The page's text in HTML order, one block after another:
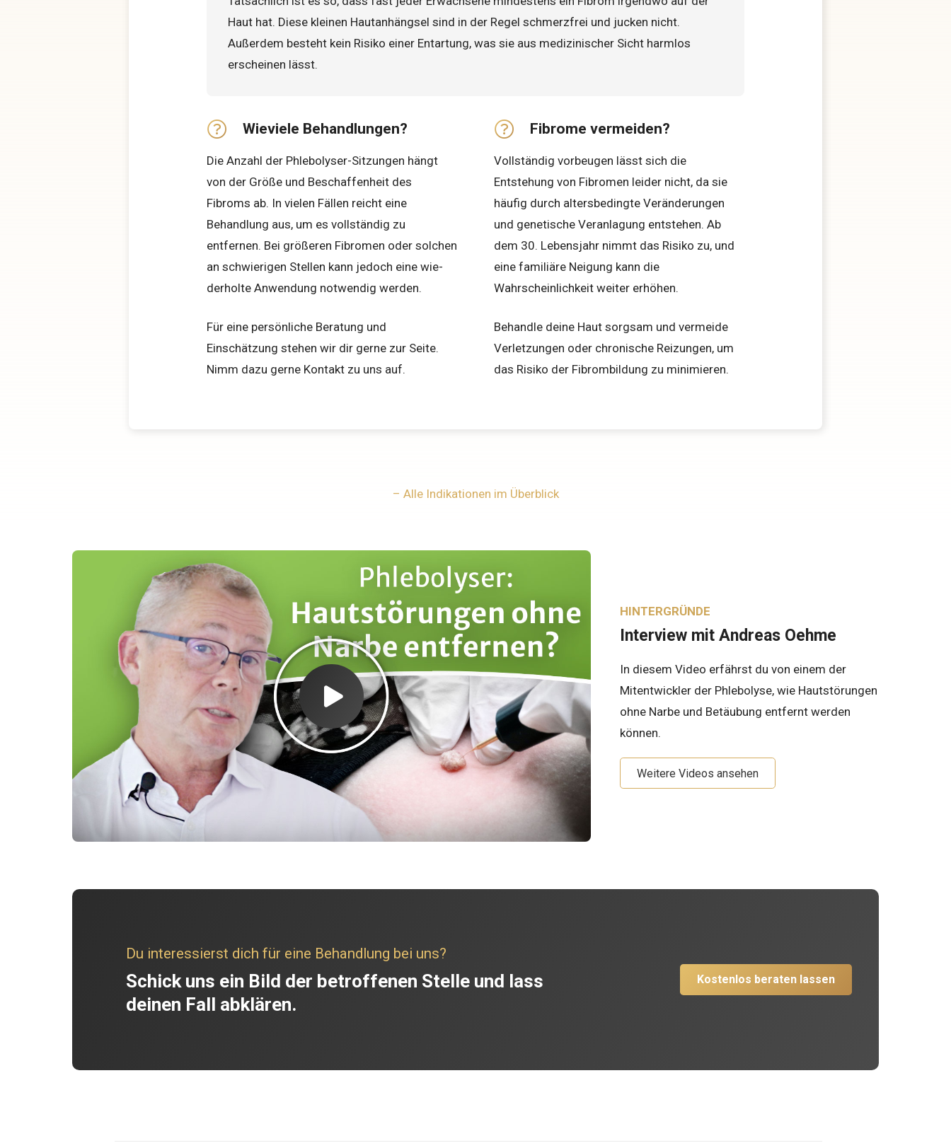
Haut hat. Diese kleinen Hautanhängsel sind in der Regel schmerzfrei und jucken nicht.
Außerdem besteht kein Risiko einer Ent­artung, was sie aus medizin­ischer Sicht harmlos
erscheinen lässt.
Wieviele Behandlungen?
Die Anzahl der Phlebolyser-Sitzungen hängt
von der Größe und Beschaffen­heit des
Fibroms ab. In vielen Fällen reicht eine
Behandlung aus, um es vollständig zu
entfernen. Bei größer­en Fibromen oder solchen
an schwie­rigen Stellen kann jedoch eine wie­
der­holte Anwendung notwendig werden.
Für eine persönliche Beratung und
Einschätzung stehen wir dir gerne zur Seite.
Nimm dazu gerne Kontakt zu uns auf.
Fibrome vermeiden?
Vollständig vorbeugen lässt sich die
Entstehung von Fibromen leider nicht, da sie
häufig durch altersbe­dingte Veränderungen
und geneti­sche Veranlagung entstehen. Ab
dem 30. Lebensjahr nimmt das Risiko zu, und
eine familiäre Neigung kann die
Wahrscheinlichkeit weiter erhöhen.
Behandle deine Haut sorgsam und vermeide
Verletzungen oder chronische Reizungen, um
das Risiko der Fibrombildung zu minimieren.
– Alle Indikationen im Überblick
HINTERGRÜNDE
Interview mit Andreas Oehme
In diesem Video erfährst du von einem der
Mitentwickler der Phlebolyse, wie Hautstörungen
ohne Narbe und Betäubung entfernt werden
können.
Weitere Videos ansehen
Du interessierst dich für eine Behandlung bei uns?
Schick uns ein Bild der betroffenen Stelle und lass
deinen Fall abklären.
Kostenlos beraten lassen